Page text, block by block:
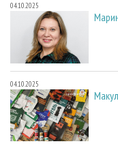
04.10.2025
04.10.2025